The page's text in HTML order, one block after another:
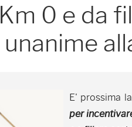
0 e da
E' prossima
per